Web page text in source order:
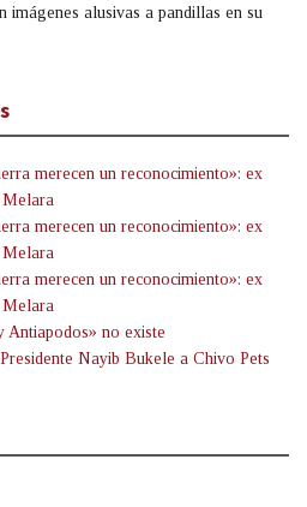
imágenes alusivas a pandillas en su
merecen un reconocimiento»: ex
Melara
merecen un reconocimiento»: ex
Melara
merecen un reconocimiento»: ex
Melara
Antiapodos» no existe
Nayib Bukele a Chivo Pets